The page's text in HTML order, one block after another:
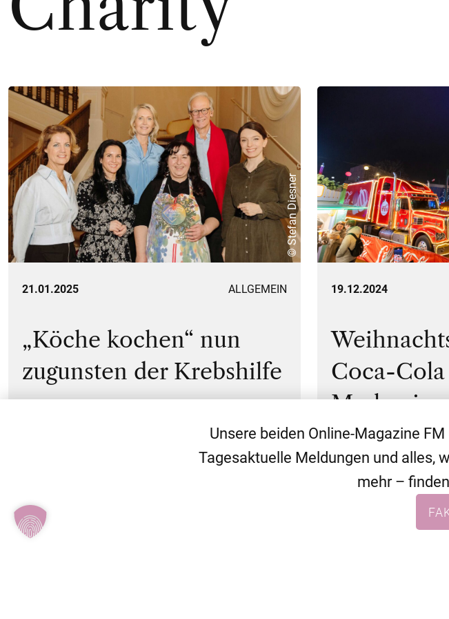
© Stefan Diesner
21.01.2025 ALLGEMEIN
„Köche kochen“ nun
zugunsten der Krebshilfe
19.12.2024
Coca-
WEITERE
Unsere beiden Online-Magazine
Tagesaktuelle Meldungen und alles,
mehr –